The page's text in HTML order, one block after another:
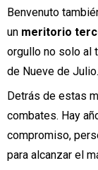
Benvenuto
un meritorio
orgullo no solo al
de Nueve de Julio.
Detrás de estas
combates. Hay
compromiso,
para alcanzar el